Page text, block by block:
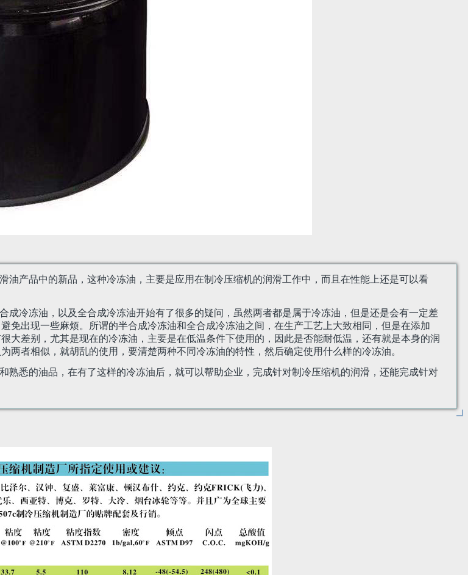
油产品中的新品，这种冷冻油，主要是应用在制冷压缩机的润滑工作中，而且在性能上还是可以看
成冷冻油，以及全合成冷冻油开始有了很多的疑问，虽然两者都是属于冷冻油，但是还是会有一定差
免出现一些麻烦。所谓的半合成冷冻油和全合成冷冻油之间，在生产工艺上大致相同，但是在添加
大差别，尤其是现在的冷冻油，主要是在低温条件下使用的，因此是否能耐低温，还有就是本身的润
者相似，就胡乱的使用，要清楚两种不同冷冻油的特性，然后确定使用什么样的冷冻油。
熟悉的油品，在有了这样的冷冻油后，就可以帮助企业，完成针对制冷压缩机的润滑，还能完成针对